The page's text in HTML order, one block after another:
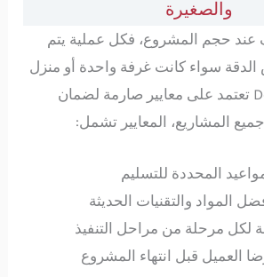
والصغيرة
عند حجم المشروع، فكل عملية يتم
الدقة سواء كانت غرفة واحدة أو منزل
كامل، Decor Home تعتمد على معايير صارمة لضمان
المشاريع، المعايير تشمل:
المحددة للتسليم
المواد والتقنيات الحديثة
لكل مرحلة من مراحل التنفيذ
العميل قبل انتهاء المشروع